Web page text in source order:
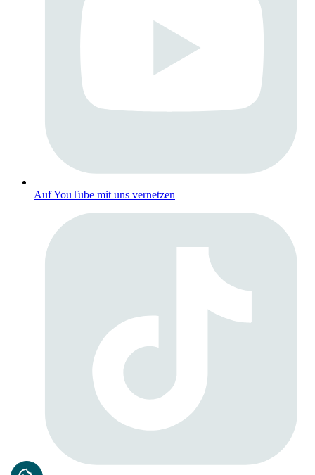
Auf YouTube mit uns vernetzen